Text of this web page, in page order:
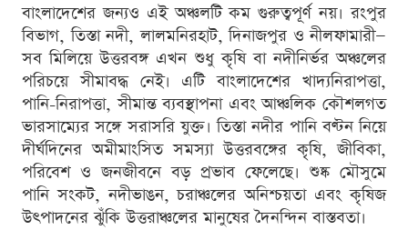
বাংলাদেশের জন্যও এই অঞ্চলটি কম গুরুত্বপূর্ণ নয়। রংপুর
বিভাগ, তিস্তা নদী, লালমনিরহাট, দিনাজপুর ও নীলফামারী—
সব মিলিয়ে উত্তরবঙ্গ এখন শুধু কৃষি বা নদীনির্ভর অঞ্চলের
পরিচয়ে সীমাবদ্ধ নেই। এটি বাংলাদেশের খাদ্যনিরাপত্তা,
পানি-নিরাপত্তা, সীমান্ত ব্যবস্থাপনা এবং আঞ্চলিক কৌশলগত
ভারসাম্যের সঙ্গে সরাসরি যুক্ত। তিস্তা নদীর পানি বণ্টন নিয়ে
দীর্ঘদিনের অমীমাংসিত সমস্যা উত্তরবঙ্গের কৃষি, জীবিকা,
পরিবেশ ও জনজীবনে বড় প্রভাব ফেলেছে। শুষ্ক মৌসুমে
পানি সংকট, নদীভাঙন, চরাঞ্চলের অনিশ্চয়তা এবং কৃষিজ
উৎপাদনের ঝুঁকি উত্তরাঞ্চলের মানুষের দৈনন্দিন বাস্তবতা।